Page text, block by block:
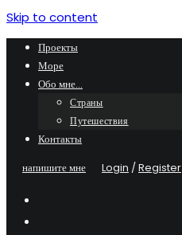
Skip to content
Проекты
Море
Обо мне…
Страны
Путешествия
Контакты
напишите мне
Login /Register